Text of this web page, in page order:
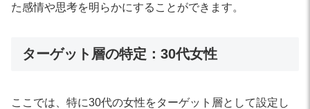
た感情や思考を明らかにすることができます。
ターゲット層の特定：30代女性
ここでは、特に30代の女性をターゲット層として設定し